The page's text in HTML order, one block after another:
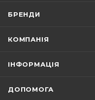
БРЕНДИ
КОМПАНІЯ
ІНФОРМАЦІЯ
ДОПОМОГА